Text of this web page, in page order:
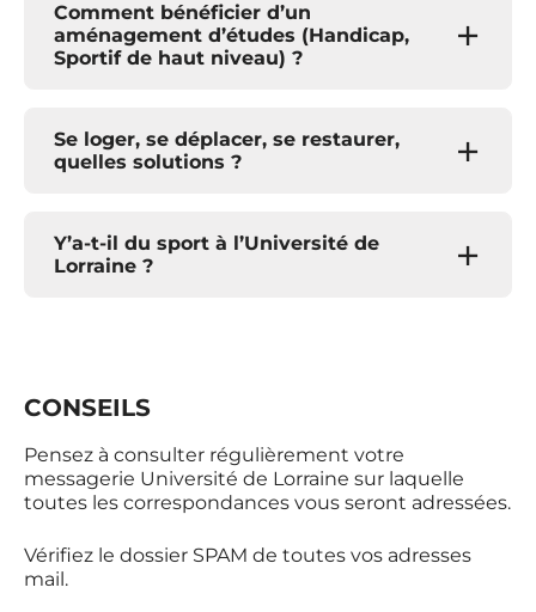
Comment bénéficier d’un
aménagement d’études (Handicap,
Sportif de haut niveau) ?
Se loger, se déplacer, se restaurer,
quelles solutions ?
Y’a-t-il du sport à l’Université de
Lorraine ?
CONSEILS
Pensez à consulter régulièrement votre
messagerie Université de Lorraine sur laquelle
toutes les correspondances vous seront adressées.
Vérifiez le dossier SPAM de toutes vos adresses
mail.